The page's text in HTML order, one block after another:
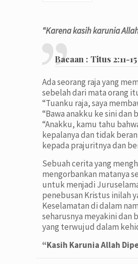
“Karena kasih karunia
Bacaan : Titus 2:11-15
Ada seorang raja yang
sebelah dari mata orang
“Tuanku raja, saya
“Bawa anakku ke sini dan
“Anakku, kamu tahu
kepalanya dan tidak
kepada prajuritnya dan
Sebuah cerita yang
mengorbankan matanya
untuk menjadi
penebusan Kristus inilah
Keselamatan di dalam
seharusnya meyakini dan
yang terwujud dalam
“Kasih Karunia Allah